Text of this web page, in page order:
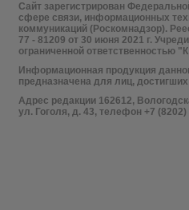
Сайт зарегистрирован
сфере связи, информационных
коммуникаций (Роскомнадзор).
77 - 81209 от 30 июня 2021 г.
ограниченной ответственностью
Информационная продукция
предназначена для лиц,
Адрес редакции 162612,
ул. Гоголя, д. 43, телефон +7 (8202)